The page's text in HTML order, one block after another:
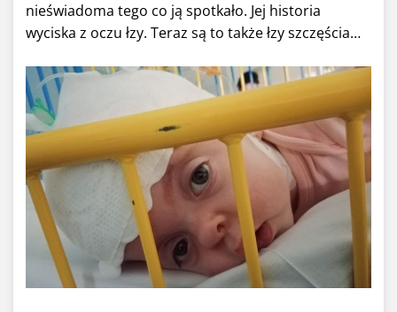
nieświadoma tego co ją spotkało. Jej historia
wyciska z oczu łzy. Teraz są to także łzy szczęścia…